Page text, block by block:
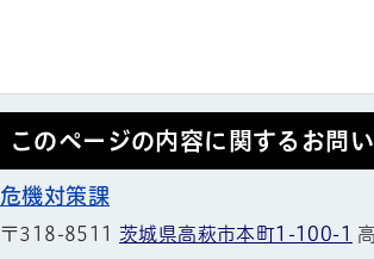
このページの内容に関するお問
危機対策課
〒318-8511 茨城県高萩市本町1-100-1